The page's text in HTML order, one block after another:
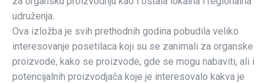
udruženja.
Ova izložba je svih prethodnih godina pobudila veliko
interesovanje posetilaca koji su se zanimali za organske
proizvode, kako se proizvode, gde se mogu nabaviti, ali i
potencijalnih proizvodjača koje je interesovalo kakva je